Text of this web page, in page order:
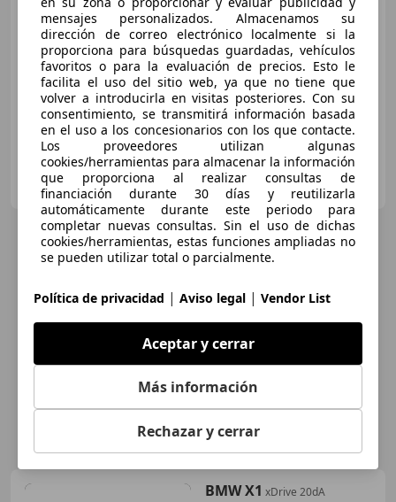
Precio justo
10/2025 8.510 km Diésel
120 kW (163 CV)
4WD
BMW CELTAMOTOR
ES-26213 VIGO
BMW X1 xDrive 20dA
mensajes personalizados. Almacenamos su
dirección de correo electrónico localmente si la
proporciona para búsquedas guardadas, vehículos
favoritos o para la evaluación de precios. Esto le
facilita el uso del sitio web, ya que no tiene que
volver a introducirla en visitas posteriores. Con su
consentimiento, se transmitirá información basada
en el uso a los concesionarios con los que contacte.
Los proveedores utilizan algunas
cookies/herramientas para almacenar la información
que proporciona al realizar consultas de
financiación durante 30 días y reutilizarla
automáticamente durante este periodo para
completar nuevas consultas. Sin el uso de dichas
cookies/herramientas, estas funciones ampliadas no
se pueden utilizar total o parcialmente.
Política de privacidad | Aviso legal | Vendor List
Aceptar y cerrar
Más información
Rechazar y cerrar